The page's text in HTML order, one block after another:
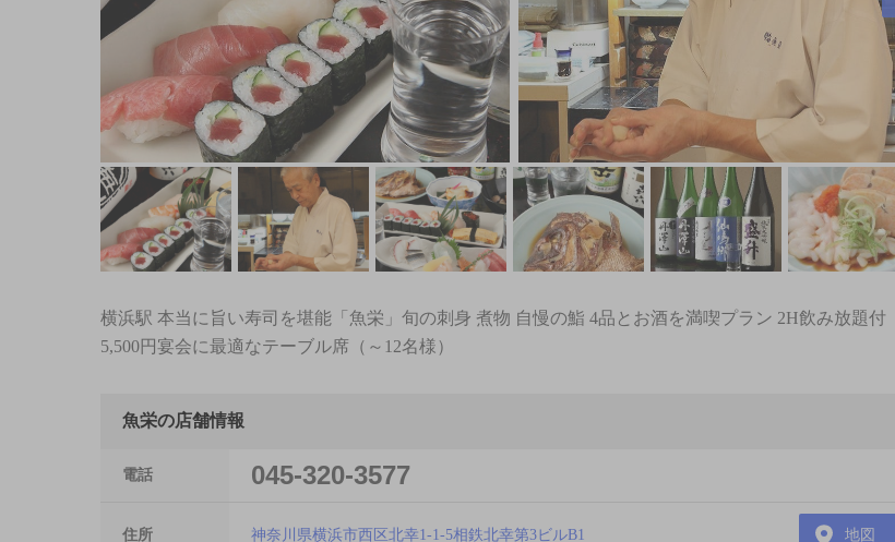
横浜駅 本当に旨い寿司を堪能「魚栄」旬の刺身 煮物 自慢の鮨 4品とお酒を満喫プラン 2H飲み放題付
5,500円宴会に最適なテーブル席（～12名様）
魚栄の店舗情報
電話 045-320-3577
住所 神奈川県横浜市西区北幸1-1-5相鉄北幸第3ビルB1 地図